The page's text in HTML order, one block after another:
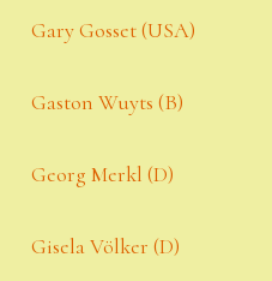
Gary Gosset (USA)
Gaston Wuyts (B)
Georg Merkl (D)
Gisela Völker (D)